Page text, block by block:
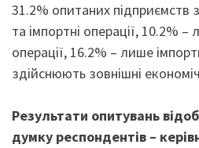
31.2% опитаних підприємств
та імпортні операції, 10.2% –
операції, 16.2% – лише
здійснюють зовнішні
Результати опитувань
думку респондентів –